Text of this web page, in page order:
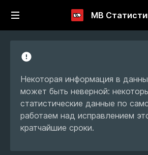
МВ
Некоторая информация в
может быть неверной:
статистические данные по
работаем над исправлением
кратчайшие сроки.